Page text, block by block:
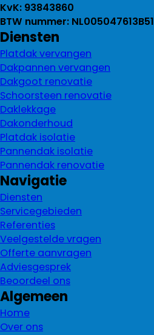
KvK: 93843860
BTW nummer: NL005047613B51
Diensten
Platdak vervangen
Dakpannen vervangen
Dakgoot renovatie
Schoorsteen renovatie
Daklekkage
Dakonderhoud
Platdak isolatie
Pannendak isolatie
Pannendak renovatie
Navigatie
Diensten
Servicegebieden
Referenties
Veelgestelde vragen
Offerte aanvragen
Adviesgesprek
Beoordeel ons
Algemeen
Home
Over ons